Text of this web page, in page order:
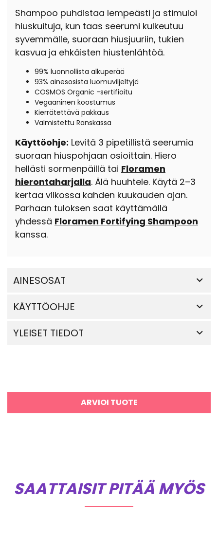
Shampoo puhdistaa lempeästi ja stimuloi
hiuskuituja, kun taas seerumi kulkeutuu
syvemmälle, suoraan hiusjuuriin, tukien
kasvua ja ehkäisten hiustenlähtöä.
99% luonnollista alkuperää
93% ainesosista luomuviljeltyjä
COSMOS Organic -sertifioitu
Vegaaninen koostumus
Kierrätettävä pakkaus
Valmistettu Ranskassa
Käyttöohje: Levitä 3 pipetillistä seerumia
suoraan hiuspohjaan osioittain. Hiero
hellästi sormenpäillä tai Floramen
hierontaharjalla. Älä huuhtele. Käytä 2–3
kertaa viikossa kahden kuukauden ajan.
Parhaan tuloksen saat käyttämällä
yhdessä Floramen Fortifying Shampoon
kanssa.
AINESOSAT
KÄYTTÖOHJE
YLEISET TIEDOT
ARVIOI TUOTE
SAATTAISIT PITÄÄ MYÖS